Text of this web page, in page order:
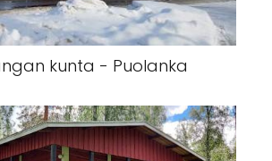
kunta - Puolanka